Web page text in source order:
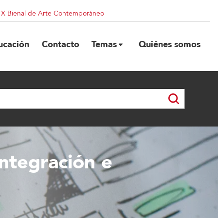
Bienal de Arte Contemporáneo
Contacto Temas Quiénes somos
e